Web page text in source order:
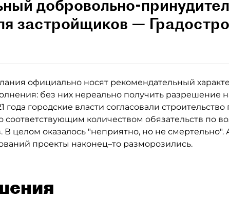
добровольно-
застройщиков —
официально носят рекомендательный
без них нереально получить разрешение
года городские власти согласовали
соответствующим количеством обязательств по
В целом оказалось "неприятно, но не смертельно".
проекты наконец–то разморозились.